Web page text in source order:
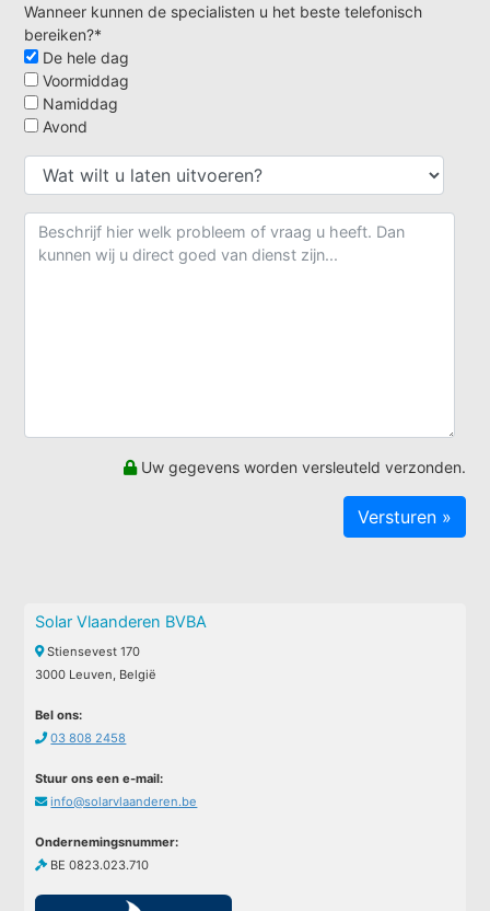
Wanneer kunnen de specialisten u het beste telefonisch
bereiken?*
De hele dag
Voormiddag
Namiddag
Avond
Uw gegevens worden versleuteld verzonden.
Solar Vlaanderen BVBA
Stiensevest 170
3000 Leuven, België
Bel ons:
03 808 2458
Stuur ons een e-mail:
info@solarvlaanderen.be
Ondernemingsnummer:
BE 0823.023.710